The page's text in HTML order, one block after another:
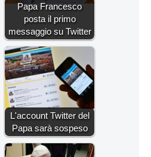
Papa Francesco
posta il primo
messaggio su Twitter
L'account Twitter del
Papa sarà sospeso